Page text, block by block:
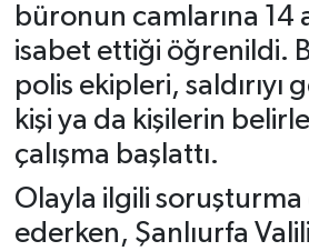
büronun camlarına 14
isabet ettiği öğrenildi.
polis ekipleri, saldırıyı
kişi ya da kişilerin
çalışma başlattı.
Olayla ilgili soruşturma
ederken, Şanlıurfa